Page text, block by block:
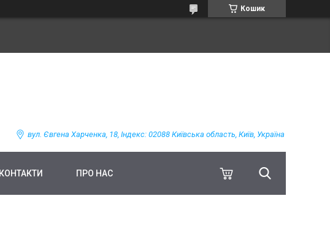
Кошик
вул. Євгена Харченка, 18, Індекс: 02088 Київська область, Київ, Україна
КОНТАКТИ ПРО НАС